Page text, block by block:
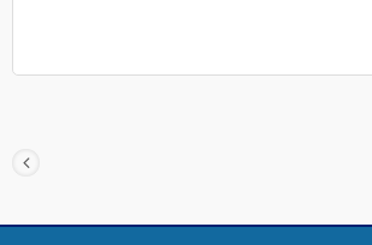
ができます。 ギアボックスの構